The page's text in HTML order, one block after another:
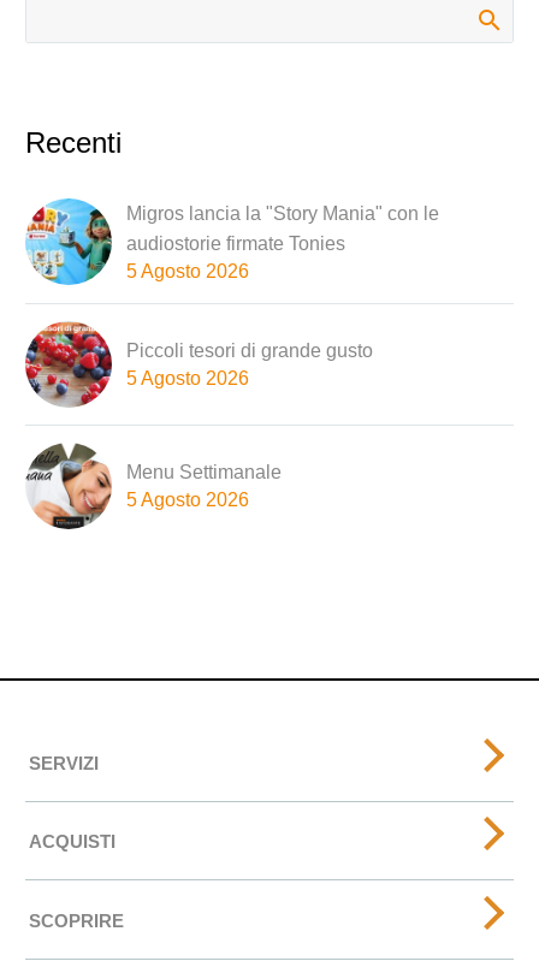
Recenti
Migros lancia la "Story Mania" con le
audiostorie firmate Tonies
5 Agosto 2026
Piccoli tesori di grande gusto
5 Agosto 2026
Menu Settimanale
5 Agosto 2026
SERVIZI
ACQUISTI
SCOPRIRE